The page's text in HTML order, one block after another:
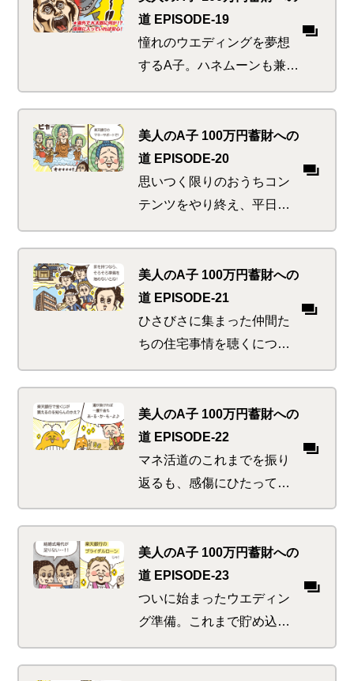
んでいたのはマネ活感度か
お腹の肉か！？
道 EPISODE-19
憧れのウエディングを夢想
するA子。ハネムーンも兼ね
て一石二鳥なのはやっぱり
ハワイ。ハワイといえば巨
大サメ。巨大サメといえば
はく製。はく製といえば迫
りくる夫婦の危機！？
美人のA子 100万円蓄財への
道 EPISODE-20
思いつく限りのおうちコン
テンツをやり終え、平日の
昼間からゴロゴロ～のA子。
お金まわりの管理クイズに
正解できないようではマネ
活道失格であります。いま
すぐ始めるべき楽ちんすぎ
る方法とは？
美人のA子 100万円蓄財への
道 EPISODE-21
ひさびさに集まった仲間た
ちの住宅事情を聴くにつ
れ、マイホームの夢が広が
るA子。いかしたマンショ
ン、ステキな戸建て～妄想
を広げる楽しい時間。先立
つもののアテを除けば…
美人のA子 100万円蓄財への
道 EPISODE-22
マネ活道のこれまでを振り
返るも、感傷にひたってい
る場合ではないA子。まだマ
ネ活美人進化の途中、精進
せねば！！焦りに駆られる
中「たまには運試しでもす
ればいいじゃん～」と誘惑
の声が…
美人のA子 100万円蓄財への
道 EPISODE-23
ついに始まったウエディン
グ準備。これまで貯め込ん
だかいがあったわ！と式場
だけはケチらず大奮発。と